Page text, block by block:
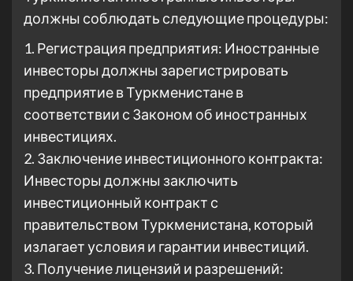
должны соблюдать следующие процедуры:
1. Регистрация предприятия: Иностранные
инвесторы должны зарегистрировать
предприятие в Туркменистане в
соответствии с Законом об иностранных
инвестициях.
2. Заключение инвестиционного контракта:
Инвесторы должны заключить
инвестиционный контракт с
правительством Туркменистана, который
излагает условия и гарантии инвестиций.
3. Получение лицензий и разрешений: